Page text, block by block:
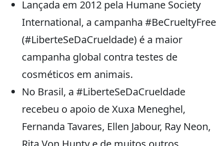
Lançada em 2012 pela Humane Society
International, a campanha #BeCrueltyFree
(#LiberteSeDaCrueldade) é a maior
campanha global contra testes de
cosméticos em animais.
No Brasil, a #LiberteSeDaCrueldade
recebeu o apoio de Xuxa Meneghel,
Fernanda Tavares, Ellen Jabour, Ray Neon,